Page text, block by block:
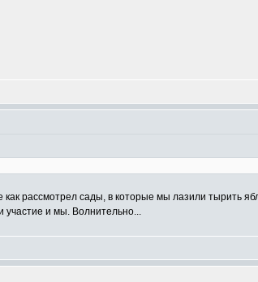
рассмотрел сады, в которые мы лазили тырить
участие и мы. Волнительно...